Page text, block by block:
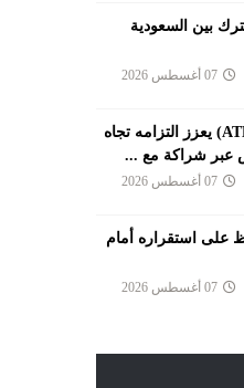
بين السعودية
07 أغسطس 2026
بنك تونس العربي (ATB) يعزز التزامه تجاه
عبر شراكة مع ...
07 أغسطس 2026
على استقراره أمام
07 أغسطس 2026